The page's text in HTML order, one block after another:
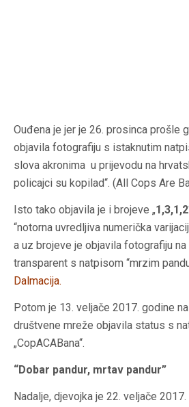
Ouđena je jer je 26. prosinca prošle
objavila fotografiju s istaknutim
slova akronima u prijevodu na
policajci su kopilad“. (All Cops Are
Isto tako objavila je i brojeve „1,3,1,2
“notorna uvredljiva numerička
a uz brojeve je objavila fotografiju
transparent s natpisom “mrzim
Dalmacija.
Potom je 13. veljače 2017. godine
društvene mreže objavila status s
„CopACABana“.
“Dobar pandur, mrtav pandur”
Nadalje, djevojka je 22. veljače